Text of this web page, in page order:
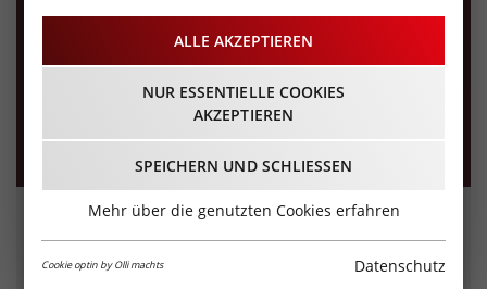
Rock Bands
mehr
ALLE AKZEPTIEREN
NUR ESSENTIELLE COOKIES
AKZEPTIEREN
SPEICHERN UND SCHLIESSEN
Mehr über die genutzten Cookies erfahren
Cookie optin by Olli machts Datenschutz